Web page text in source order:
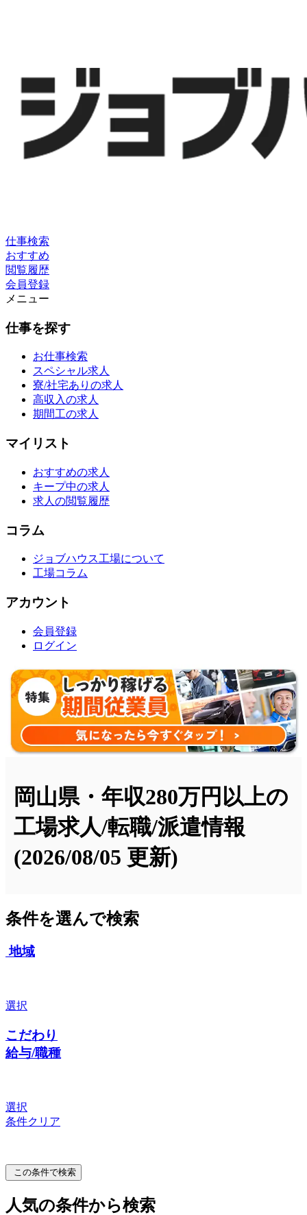
仕事検索
おすすめ
閲覧履歴
会員登録
メニュー
仕事を探す
お仕事検索
スペシャル求人
寮/社宅ありの求人
高収入の求人
期間工の求人
マイリスト
おすすめの求人
キープ中の求人
求人の閲覧履歴
コラム
ジョブハウス工場について
工場コラム
アカウント
会員登録
ログイン
岡山県・年収280万円以上の
工場求人/転職/派遣情報
(2026/08/05 更新)
条件を選んで検索
地域
選択
こだわり
給与/職種
選択
条件クリア
この条件で検索
人気の条件から検索